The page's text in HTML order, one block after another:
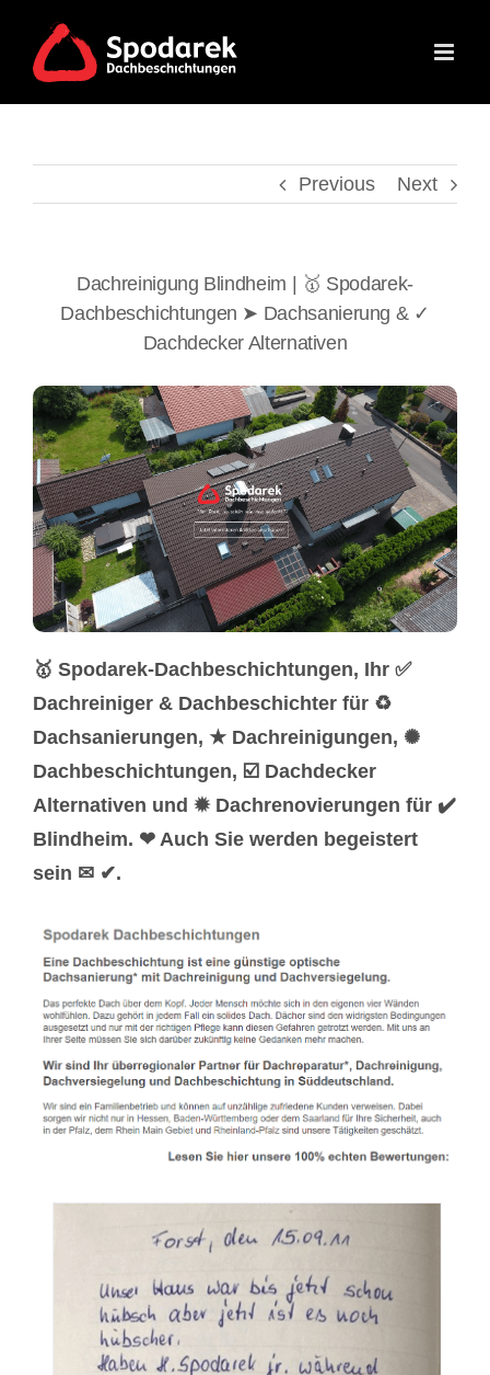
content
Previous Next
Dachreinigung Blindheim | 🥇 Spodarek-
Dachbeschichtungen ➤ Dachsanierung & ✓
Dachdecker Alternativen
🥇 Spodarek-Dachbeschichtungen, Ihr ✅
Dachreiniger & Dachbeschichter für ♻
Dachsanierungen, ★ Dachreinigungen, ✺
Dachbeschichtungen, ☑️ Dachdecker
Alternativen und ✹ Dachrenovierungen für ✔️
Blindheim. ❤ Auch Sie werden begeistert
sein ✉ ✔.